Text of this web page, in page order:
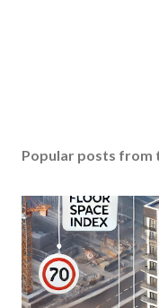
Popular posts from